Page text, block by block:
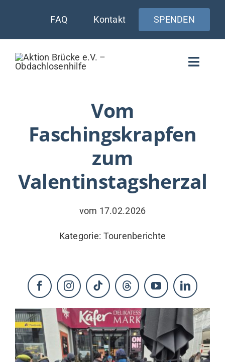
springen
FAQ Kontakt SPENDEN
Toggle
AKTUELLES
WAS WIR TUN
Vom
Faschingskrapfen
zum
Valentinstagsherzal
vom 17.02.2026
Kategorie: Tourenberichte